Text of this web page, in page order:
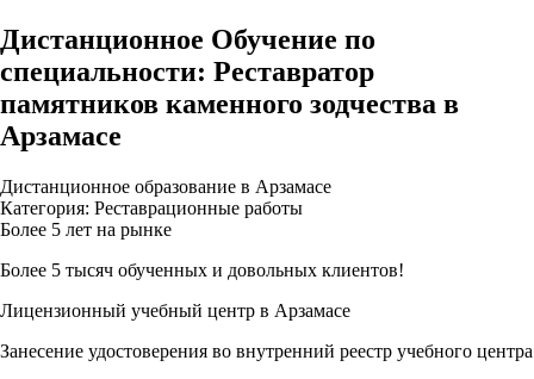
Дистанционное Обучение по
специальности: Реставратор
памятников каменного зодчества в
Арзамасе
Дистанционное образование в Арзамасе
Категория: Реставрационные работы
Более 5 лет на рынке
Более 5 тысяч обученных и довольных клиентов!
Лицензионный учебный центр в Арзамасе
Занесение удостоверения во внутренний реестр учебного центра